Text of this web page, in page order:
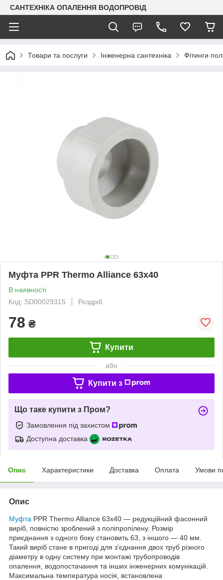
САНТЕХНІКА ОПАЛЕННЯ ВОДОПРОВІД
Товари та послуги Інженерна сантехніка Фітинги
Муфта PPR Thermo Alliance 63х40
В наявності
Код: SD00029315
Роздріб
78 ₴
Купити
або
Купити з
Що таке купити з Пром?
Замовлення під захистом
Доступна доставка
Опис Характеристики Доставка Оплата Умови
Опис
Муфта PPR Thermo Alliance 63х40 — редукційний фасонний
виріб, повністю зроблений з поліпропілену. Розмір
приєднання з одного боку становить 63, з іншого — 40 мм.
Такий виріб стане в пригоді для з'єднання двох труб різного
діаметру в одну систему при монтажі трубопроводів
опалення, водопостачання та інших інженерних комунікацій.
Максимальна температура носія, встановлена